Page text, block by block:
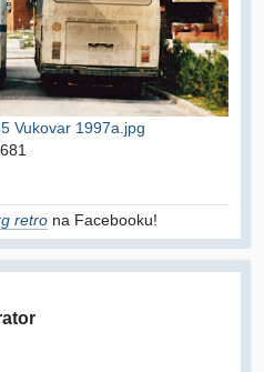
Vukovar 1997a.jpg
retro na Facebooku!